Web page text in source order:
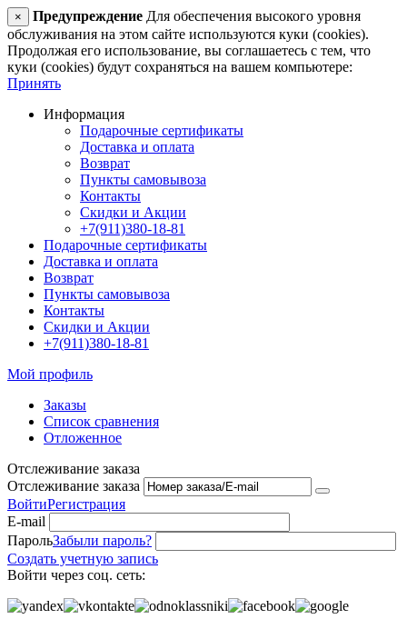
× Предупреждение Для обеспечения высокого уровня
обслуживания на этом сайте используются куки (cookies).
Продолжая его использование, вы соглашаетесь с тем, что
куки (cookies) будут сохраняться на вашем компьютере:
Принять
Информация
Подарочные сертификаты
Доставка и оплата
Возврат
Пункты самовывоза
Контакты
Скидки и Акции
+7(911)380-18-81
Подарочные сертификаты
Доставка и оплата
Возврат
Пункты самовывоза
Контакты
Скидки и Акции
+7(911)380-18-81
Мой профиль
Заказы
Список сравнения
Отложенное
Отслеживание заказа
Отслеживание заказа
ВойтиРегистрация
E-mail
ПарольЗабыли пароль?
Создать учетную запись
Войти через соц. сеть: